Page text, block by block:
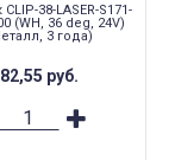
38-LASER-S171-
(WH, 36 deg, 24V)
3 года)
руб.